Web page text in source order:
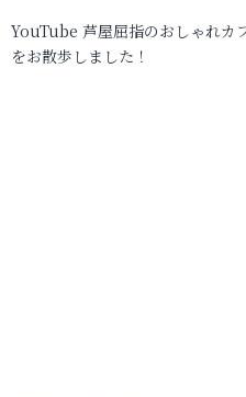
YouTube 芦屋屈指のおしゃれカ
をお散歩しました！